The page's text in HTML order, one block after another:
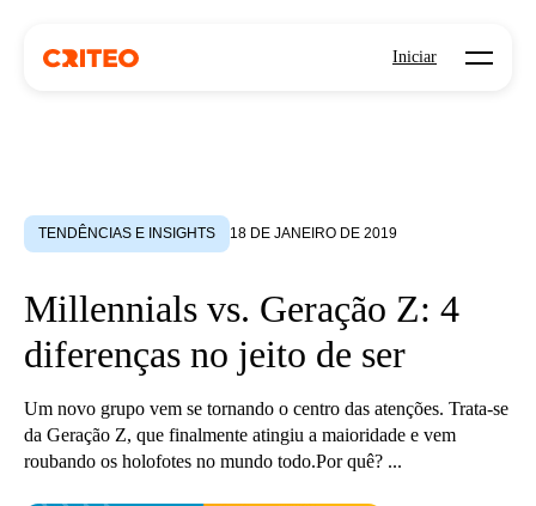
Iniciar Open
TENDÊNCIAS E INSIGHTS 18 DE JANEIRO DE 2019
Millennials vs. Geração Z: 4
diferenças no jeito de ser
Um novo grupo vem se tornando o centro das atenções. Trata-se
da Geração Z, que finalmente atingiu a maioridade e vem
roubando os holofotes no mundo todo.Por quê? ...